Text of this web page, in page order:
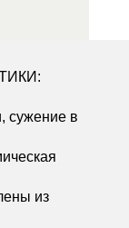
сужение в
из